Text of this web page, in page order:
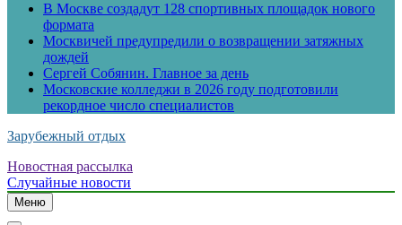
В Москве создадут 128 спортивных площадок нового
формата
Москвичей предупредили о возвращении затяжных
дождей
Сергей Собянин. Главное за день
Московские колледжи в 2026 году подготовили
рекордное число специалистов
Зарубежный отдых
Новостная рассылка
Случайные новости
Меню